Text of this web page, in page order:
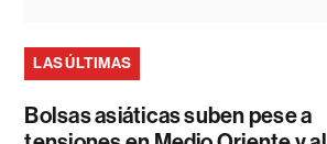
LAS ÚLTIMAS
Bolsas asiáticas suben pese a